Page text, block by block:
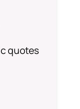
quotes